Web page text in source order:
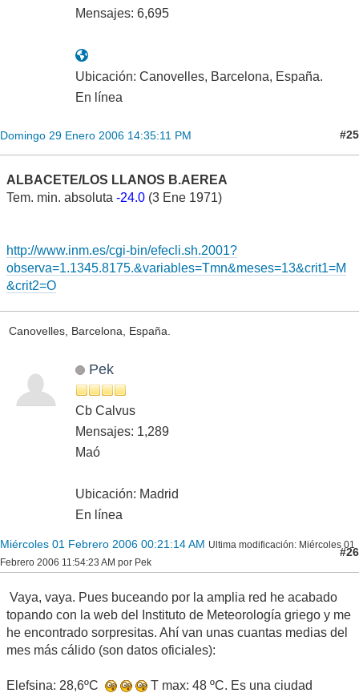
Mensajes: 6,695
Ubicación: Canovelles, Barcelona, España.
En línea
Domingo 29 Enero 2006 14:35:11 PM #25
ALBACETE/LOS LLANOS B.AEREA
Tem. min. absoluta -24.0 (3 Ene 1971)
http://www.inm.es/cgi-bin/efecli.sh.2001?
observa=1.1345.8175.&variables=Tmn&meses=13&crit1=M
&crit2=O
Canovelles, Barcelona, España.
Pek
Cb Calvus
Mensajes: 1,289
Maó
Ubicación: Madrid
En línea
Miércoles 01 Febrero 2006 00:21:14 AM Ultima modificación: Miércoles 01
Febrero 2006 11:54:23 AM por Pek
#26
Vaya, vaya. Pues buceando por la amplia red he acabado
topando con la web del Instituto de Meteorología griego y me
he encontrado sorpresitas. Ahí van unas cuantas medias del
mes más cálido (son datos oficiales):
Elefsina: 28,6ºC
T max: 48 ºC. Es una ciudad